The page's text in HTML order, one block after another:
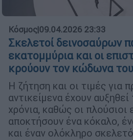
Κόσμος|09.04.2026 23:33
Σκελετοί δεινοσαύρων
εκατομμύρια και οι
κρούουν τον κώδωνα
Η ζήτηση και οι τιμές για
αντικείμενα έχουν
χρόνια, καθώς οι πλούσιοι
αποκτήσουν ένα κόκαλο,
και έναν ολόκληρο σκελετό